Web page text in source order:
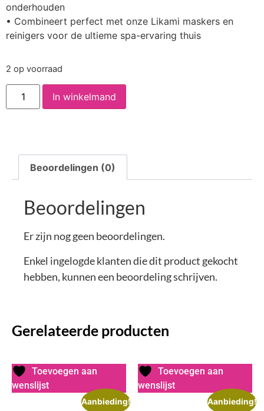
onderhouden
• Combineert perfect met onze Likami maskers en
reinigers voor de ultieme spa-ervaring thuis
2 op voorraad
In winkelmand
Beoordelingen (0)
Beoordelingen
Er zijn nog geen beoordelingen.
Enkel ingelogde klanten die dit product gekocht
hebben, kunnen een beoordeling schrijven.
Gerelateerde producten
Toevoegen aan
wenslijst
Aanbieding!
Toevoegen aan
wenslijst
Aanbieding!